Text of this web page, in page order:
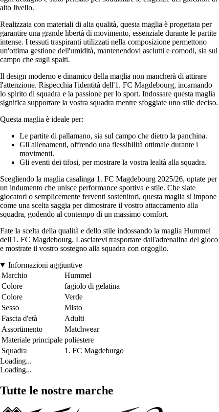
alto livello.
Realizzata con materiali di alta qualità, questa maglia è progettata per
garantire una grande libertà di movimento, essenziale durante le partite
intense. I tessuti traspiranti utilizzati nella composizione permettono
un'ottima gestione dell'umidità, mantenendovi asciutti e comodi, sia sul
campo che sugli spalti.
Il design moderno e dinamico della maglia non mancherà di attirare
l'attenzione. Rispecchia l'identità dell'1. FC Magdebourg, incarnando
lo spirito di squadra e la passione per lo sport. Indossare questa maglia
significa supportare la vostra squadra mentre sfoggiate uno stile deciso.
Questa maglia è ideale per:
Le partite di pallamano, sia sul campo che dietro la panchina.
Gli allenamenti, offrendo una flessibilità ottimale durante i
movimenti.
Gli eventi dei tifosi, per mostrare la vostra lealtà alla squadra.
Scegliendo la maglia casalinga 1. FC Magdebourg 2025/26, optate per
un indumento che unisce performance sportiva e stile. Che siate
giocatori o semplicemente ferventi sostenitori, questa maglia si impone
come una scelta saggia per dimostrare il vostro attaccamento alla
squadra, godendo al contempo di un massimo comfort.
Fate la scelta della qualità e dello stile indossando la maglia Hummel
dell'1. FC Magdebourg. Lasciatevi trasportare dall'adrenalina del gioco
e mostrate il vostro sostegno alla squadra con orgoglio.
Informazioni aggiuntive
Marchio
Hummel
Colore
fagiolo di gelatina
Colore
Verde
Sesso
Misto
Fascia d'età
Adulti
Assortimento
Matchwear
Materiale principale poliestere
Squadra
1. FC Magdeburgo
Loading...
Loading...
Tutte le nostre marche